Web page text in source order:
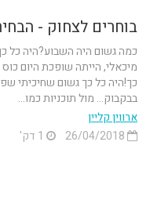
בוחרים לצחוק -
כמה גשום היה השבוע?היה
מיכאלי, הייתה שופכת היום
כך!היה כל כך גשום שחיכיתי
בבקבוק... מול תוכניות כמו...
ארווין קליין